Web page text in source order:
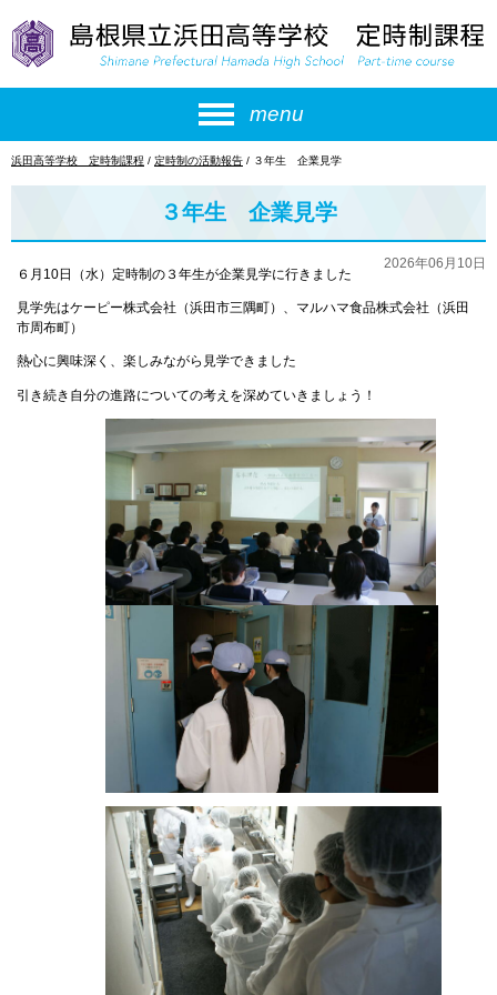
menu
現
浜田高等学校 定時制課程 / 定時制の活動報告 / ３年生 企業見学
３年生 企業見学
2026年06月10日
６月10日（水）定時制の３年生が企業見学に行きました
見学先はケーピー株式会社（浜田市三隅町）、マルハマ食品株式会社（浜田
市周布町）
熱心に興味深く、楽しみながら見学できました
引き続き自分の進路についての考えを深めていきましょう！